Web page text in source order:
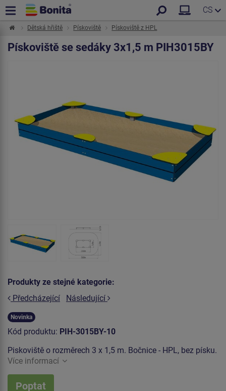
CS
Dětská hřiště Pískoviště Pískoviště z HPL
Pískoviště se sedáky 3x1,5 m PIH3015BY
Produkty ze stejné kategorie:
Předcházející
Následující
Novinka
Kód produktu: PIH-3015BY-10
Piskoviště o rozměrech 3 x 1,5 m. Bočnice - HPL, bez písku.
Více informací
Poptat